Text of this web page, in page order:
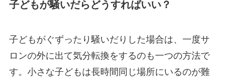
子どもが騒いだらどうすればいい？
子どもがぐずったり騒いだりした場合は、一度サ
ロンの外に出て気分転換をするのも一つの方法で
す。小さな子どもは長時間同じ場所にいるのが難